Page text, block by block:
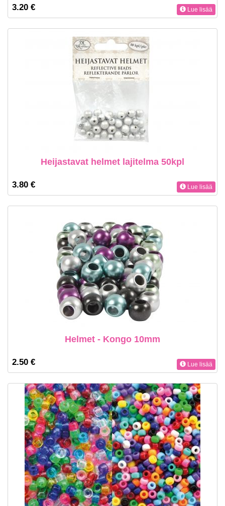
3.20 € Lue lisää
Heijastavat helmet lajitelma 50kpl
3.80 € Lue lisää
Helmet - Kongo 10mm
2.50 € Lue lisää